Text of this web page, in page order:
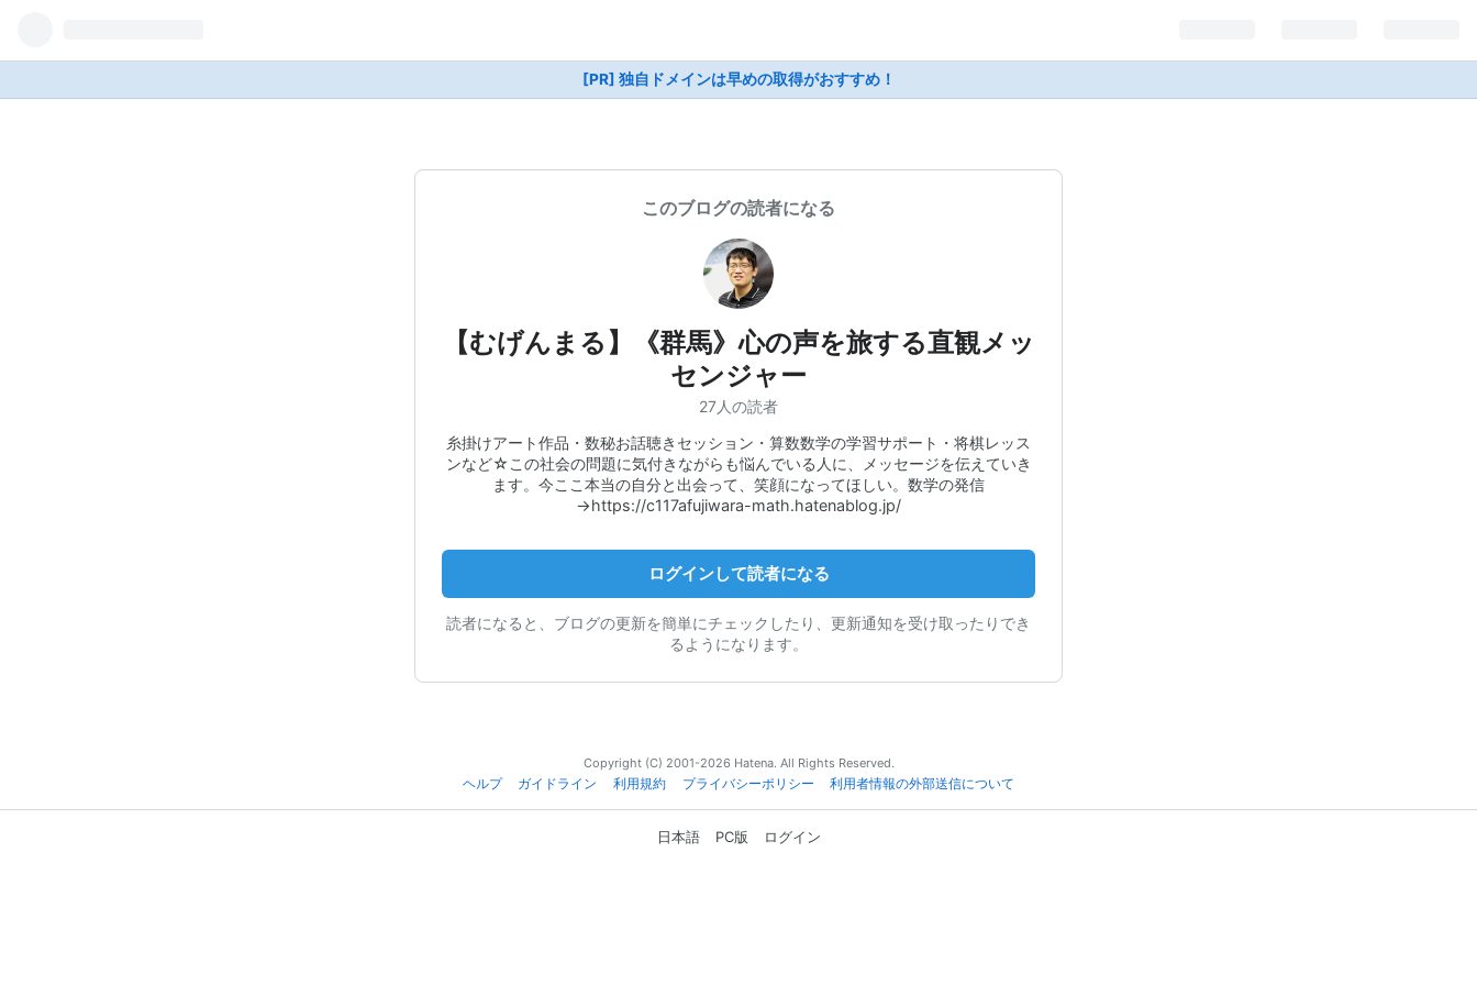
[PR] 独自ドメインは早めの取得がおすすめ！
このブログの読者になる
【むげんまる】《群馬》心の声を旅する直観メッ
センジャー
27人の読者
糸掛けアート作品・数秘お話聴きセッション・算数数学の学習サポート・将棋レッス
ンなど☆この社会の問題に気付きながらも悩んでいる人に、メッセージを伝えていき
ます。今ここ本当の自分と出会って、笑顔になってほしい。数学の発信
→https://c117afujiwara-math.hatenablog.jp/
ログインして読者になる
読者になると、ブログの更新を簡単にチェックしたり、更新通知を受け取ったりでき
るようになります。
Copyright (C) 2001-2026 Hatena. All Rights Reserved.
ヘルプ
ガイドライン 利用規約 プライバシーポリシー 利用者情報の外部送信について
日本語 PC版 ログイン